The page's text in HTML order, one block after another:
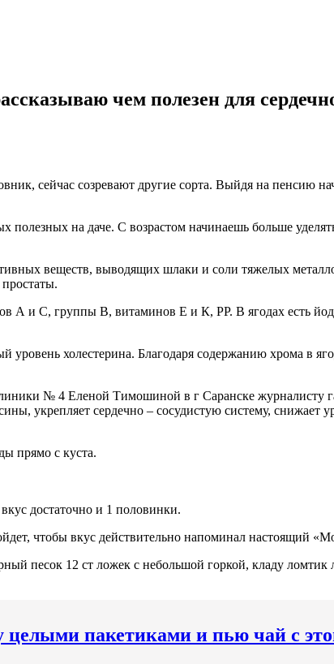
чем полезен для
сейчас созревают другие сорта. Выйдя на пенсию
на даче. С возрастом начинаешь больше
веществ, выводящих шлаки и соли тяжелых
А и С, группы В, витаминов Е и К, РР. В ягодах есть
холестерина. Благодаря содержанию хрома в
№ 4 Еленой Тимошиной в г Саранске журналисту
укрепляет сердечно – сосудистую систему, снижает
прямо с куста.
достаточно и 1 половинки.
чтобы вкус действительно напоминал настоящий
песок 12 ст ложек с небольшой горкой, кладу
пакетиками и пью чай с